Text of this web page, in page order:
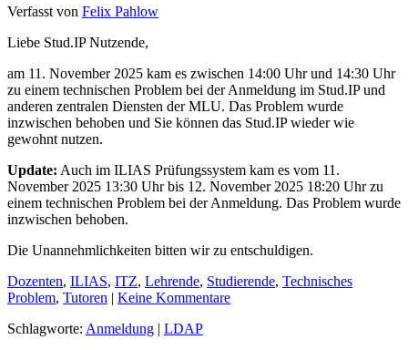
Verfasst von Felix Pahlow
Liebe Stud.IP Nutzende,
am 11. November 2025 kam es zwischen 14:00 Uhr und 14:30 Uhr
zu einem technischen Problem bei der Anmeldung im Stud.IP und
anderen zentralen Diensten der MLU. Das Problem wurde
inzwischen behoben und Sie können das Stud.IP wieder wie
gewohnt nutzen.
Update: Auch im ILIAS Prüfungssystem kam es vom 11.
November 2025 13:30 Uhr bis 12. November 2025 18:20 Uhr zu
einem technischen Problem bei der Anmeldung. Das Problem wurde
inzwischen behoben.
Die Unannehmlichkeiten bitten wir zu entschuldigen.
Dozenten, ILIAS, ITZ, Lehrende, Studierende, Technisches
Problem, Tutoren | Keine Kommentare
Schlagworte: Anmeldung | LDAP